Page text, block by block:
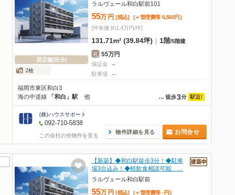
貸店舗(区分)
2枚
ラルヴェール和白駅前101
55万 円 [税込] (＋管理費等 5,500 円 )
[坪単価 約1.4万円/坪]
131.71m² (39.84坪) | 1階/5階建
礼 55万円
保証金 －
駐車場
－
福岡市東区和白3
… 徒歩3分 駅近!
海の中道線 「和白」駅 他
(株)ハウスサポート
092-710-5838
この会社の全物件を見る
物件詳細を見る お問合せ
【新築】◆和白駅徒歩3分！◆駐車
場3台込み！◆軽飲食相談可能、…
ラルヴェール和白駅前
55万 円 [税込] (＋管理費等 - 円 )